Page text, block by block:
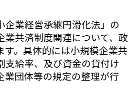
業経営承継円滑化法」の
業共済制度関連について、政
す。具体的には小規模企業共
支給率、及び資金の貸付け
業団体等の規定の整理が行